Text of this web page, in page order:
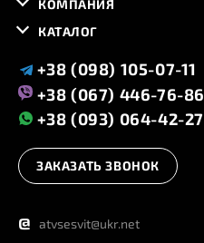
КОМПАНИЯ
КАТАЛОГ
+38 (098) 105-07-11
+38 (067) 446-76-86
+38 (093) 064-42-27
ЗАКАЗАТЬ ЗВОНОК
@ atvsesvit@ukr.net